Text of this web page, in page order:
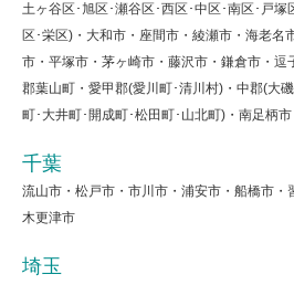
土ヶ谷区･旭区･瀬谷区･西区･中区･南区･戸塚
区･栄区)・大和市・座間市・綾瀬市・海老名
市・平塚市・茅ヶ崎市・藤沢市・鎌倉市・逗
郡葉山町・愛甲郡(愛川町･清川村)・中郡(大
町･大井町･開成町･松田町･山北町)・南足柄
千葉
流山市・松戸市・市川市・浦安市・船橋市・
木更津市
埼玉